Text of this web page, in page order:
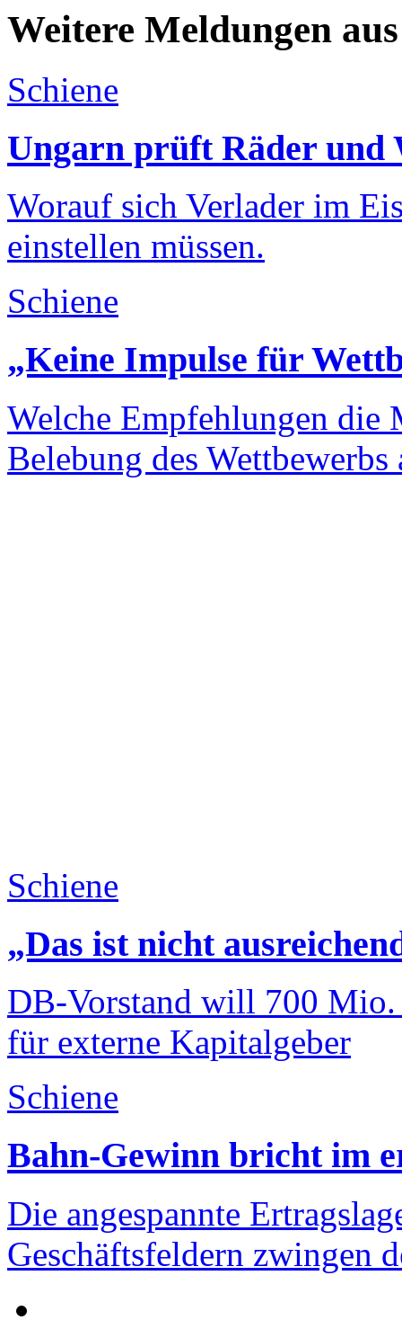
Weitere Meldungen
Schiene
Ungarn prüft Räder und
Worauf sich Verlader im
einstellen müssen.
Schiene
„Keine Impulse für
Welche Empfehlungen
Belebung des
Schiene
„Das ist nicht
DB-Vorstand will 700
für externe Kapitalgeber
Schiene
Bahn-Gewinn bricht im
Die angespannte
Geschäftsfeldern zwingen